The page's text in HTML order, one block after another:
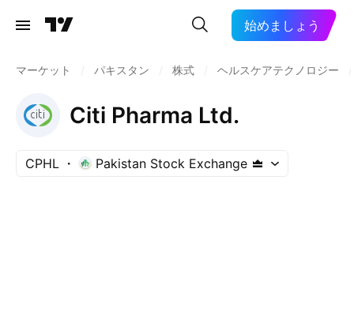
始めましょう
マーケット パキスタン 株式 ヘルスケアテクノロジー
Citi Pharma Ltd.
CPHL Pakistan Stock Exchange